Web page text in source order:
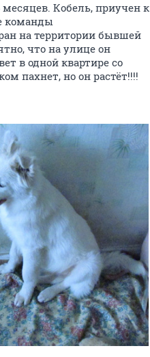
Кобель, приучен к
команды
на территории бывшей
что на улице он
в одной квартире со
пахнет, но он растёт!!!!